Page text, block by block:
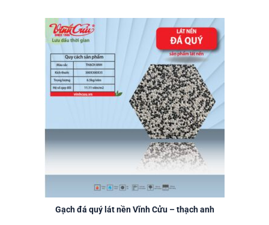
Gạch đá quý lát nền Vĩnh Cửu – thạch anh